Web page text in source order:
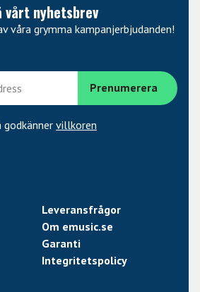
vårt nyhetsbrev
våra grymma kampanjerbjudanden!
godkänner villkoren
Leveransfrågor
Om emusic.se
Garanti
Integritetspolicy